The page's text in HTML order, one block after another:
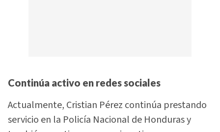
Continúa activo en redes sociales
Actualmente, Cristian Pérez continúa prestando
servicio en la Policía Nacional de Honduras y